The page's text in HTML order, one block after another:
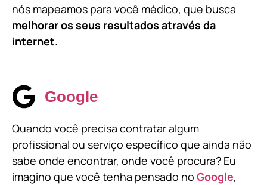
nós mapeamos para você médico, que busca
melhorar os seus resultados através da
internet.
Google
Quando você precisa contratar algum
profissional ou serviço específico que ainda não
sabe onde encontrar, onde você procura? Eu
imagino que você tenha pensado no Google,